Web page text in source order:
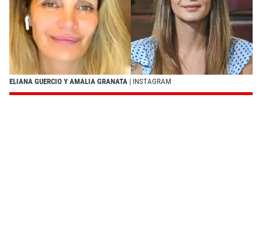
ELIANA GUERCIO Y AMALIA GRANATA | INSTAGRAM